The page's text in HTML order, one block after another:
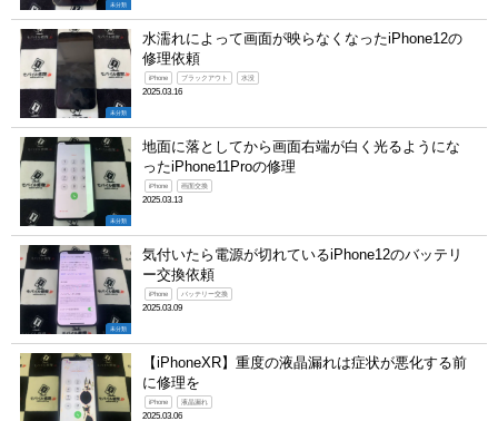
未分類
未分類
水濡れによって画面が映らなくなったiPhone12の
修理依頼
iPhone ブラックアウト 水没
2025.03.16
未分類
地面に落としてから画面右端が白く光るようにな
ったiPhone11Proの修理
iPhone 画面交換
2025.03.13
未分類
気付いたら電源が切れているiPhone12のバッテリ
ー交換依頼
iPhone バッテリー交換
2025.03.09
【iPhoneXR】重度の液晶漏れは症状が悪化する前
に修理を
iPhone 液晶漏れ
2025.03.06